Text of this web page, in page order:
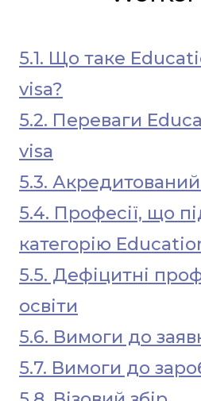
5.1. Що таке
visa?
5.2. Переваги
visa
5.3.
5.4. Професії, що
категорію
5.5. Дефіцитні
освіти
5.6. Вимоги до
5.7. Вимоги до